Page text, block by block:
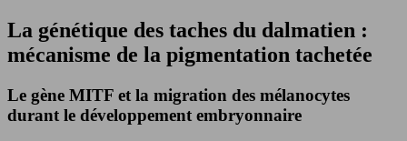
La génétique des taches du dalmatien :
mécanisme de la pigmentation tachetée
Le gène MITF et la migration des mélanocytes
durant le développement embryonnaire